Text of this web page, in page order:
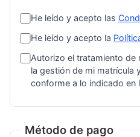
He leído y acepto las
He leído y acepto la
Autorizo el tratamiento de
la gestión de mi matrícula
conforme a lo indicado en
Método de pago